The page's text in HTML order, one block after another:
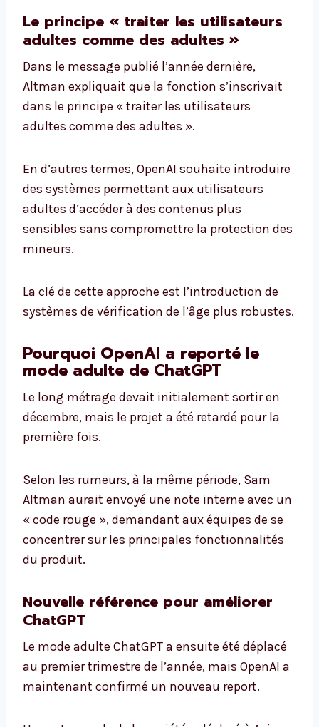
Le principe « traiter les utilisateurs
adultes comme des adultes »
Dans le message publié l’année dernière,
Altman expliquait que la fonction s’inscrivait
dans le principe « traiter les utilisateurs
adultes comme des adultes ».
En d’autres termes, OpenAI souhaite introduire
des systèmes permettant aux utilisateurs
adultes d’accéder à des contenus plus
sensibles sans compromettre la protection des
mineurs.
La clé de cette approche est l’introduction de
systèmes de vérification de l’âge plus robustes.
Pourquoi OpenAI a reporté le
mode adulte de ChatGPT
Le long métrage devait initialement sortir en
décembre, mais le projet a été retardé pour la
première fois.
Selon les rumeurs, à la même période, Sam
Altman aurait envoyé une note interne avec un
« code rouge », demandant aux équipes de se
concentrer sur les principales fonctionnalités
du produit.
Nouvelle référence pour améliorer
ChatGPT
Le mode adulte ChatGPT a ensuite été déplacé
au premier trimestre de l’année, mais OpenAI a
maintenant confirmé un nouveau report.